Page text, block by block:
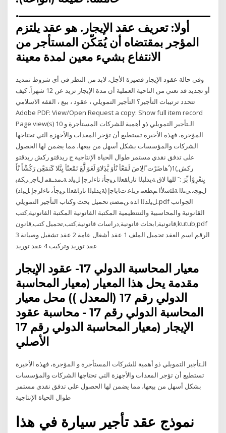
أولا: تعريف عقد الإيجار. هو عقد يلتزم
المؤجر بمقتضاه أن يُمَكّن المستأجر من
وفي حالة عقود الإيجار قصيرة الأجل، لابد من النظر في أي شروط تمديد
أو تجديد قد تعني من الناحية العملية أن مدة الإيجار تزيد عن 12 شهراً. كيف
تتحدد ترتيبات التأجير؟ التأجير التمويلي ، عقود ، بيع ، الفقه الاسلامي
Adobe PDF: View/Open Request a copy: Show full item record
Page view(s) 10 الـتأجير التمويلي ذو أهمية للشركات المستأجرة و
المؤجرة، فهذه الأخيرة تستطيع أن تؤجر المعدات والأجهزة التي تحتاجها
الشركات والمؤسسات بشكل أسهل من بيعها، مما يضمن لها الحصول
على تدفق نقدي مستمر طوال الحياة الإنتاجية ج ريدقتو ركش ريدقتو
ركش,)1( ُهاضَرْت ًالِِاصَ لَمَعَْأ نَْأوَ يَّدَِلاوَ لََعَوَ لَََّعَ تَمَْعنَْأ يِتَّلا كََتمَعِْن رَكُشْأَ نْأَ
يِنعْزِوَْأ بِّرَ : َ للها لاق ﺔﻳﺪﻠﺒﻟا تارﺎﻘﻌﻟا ﺮﻴﺟﺄﺗ تاءاﺮﺟإ ﻞﻴﻟد ﺔـﻣﺪـﻘﻣ لﺎﺟر ﺮﻜﻔﺑ
لﻮﺠﺗ ﻲﺘﻟا ﺔﻠﺌﺳﻷا ﻢﻈﻌﻣ ﻰﻠﻋ تﺎﺑﺎﺟإ (ﺔﻳﺪﻠﺒﻟا تارﺎﻘﻌﻟا ﺮﻴﺟﺄﺗ تاءاﺮﺟإ ﻞﻴﻟد)
ﻞﻴﻟﺪﻟا اﺬه ﻦﻤﻀﺘﻳ تحميل بحث وكتاب التأجير التمويلي.pdf الجوانب
القانونية والمحاسبية والتنتظيمية المكتبة القانونية المكتبة القانونية,كتب
قانونية,ابحاث قانونية,دراسات قانونية,كتب,تحميل كتب,قانون,kutub,pdf
الرقم اسم العقد تحميل الملف 1 عقد أشغال عامة 2 عقد تشغيل وصيانة 3
عقد توريد وتركيب 4 عقد توريد
معيار المحاسبة الدولي 17- عقود الإيجار
مقدمة يحل هذا المعيار (معيار المحاسبة
الدولي رقم 17 (المعدل )) محل معيار
المحاسبة الدولي رقم 17 - محاسبة عقود
الإيجار (معيار المحاسبة الدولي رقم 17
الأصلي
الـتأجير التمويلي ذو أهمية للشركات المستأجرة و المؤجرة، فهذه الأخيرة
تستطيع أن تؤجر المعدات والأجهزة التي تحتاجها الشركات والمؤسسات
بشكل أسهل من بيعها، مما يضمن لها الحصول على تدفق نقدي مستمر
طوال الحياة الإنتاجية
نموذج عقد تأجير سيارة في هذا